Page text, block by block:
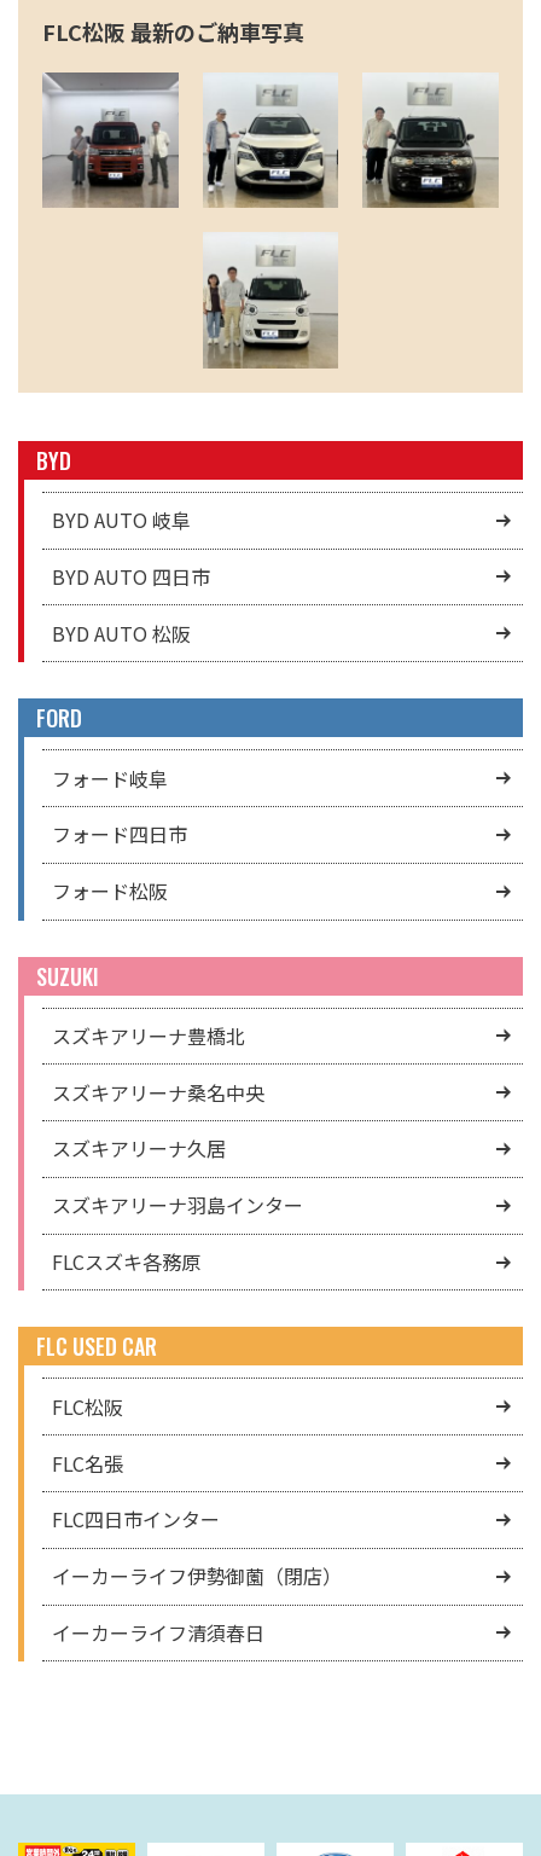
FLC松阪 最新のご納車写真
BYD
BYD AUTO 岐阜
BYD AUTO 四日市
BYD AUTO 松阪
FORD
フォード岐阜
フォード四日市
フォード松阪
SUZUKI
スズキアリーナ豊橋北
スズキアリーナ桑名中央
スズキアリーナ久居
スズキアリーナ羽島インター
FLCスズキ各務原
FLC USED CAR
FLC松阪
FLC名張
FLC四日市インター
イーカーライフ伊勢御薗（閉店）
イーカーライフ清須春日